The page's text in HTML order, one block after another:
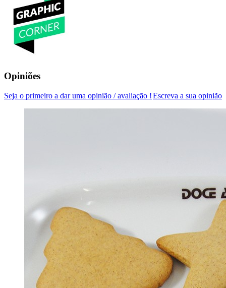
Opiniões
Escreva a sua opinião
Seja o primeiro a dar uma opinião / avaliação !